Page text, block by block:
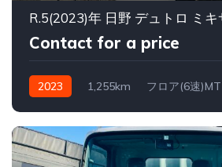
Contact for a price
2023 1,255km フロア(6速)MT